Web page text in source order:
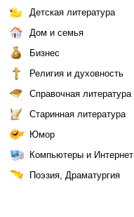
Детская литература
Дом и семья
Бизнес
Религия и духовность
Справочная литература
Старинная литература
Юмор
Компьютеры и Интернет
Поэзия, Драматургия